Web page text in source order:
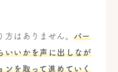
はありません。 パー
いいかを声に出しなが
ンを取って進めていく